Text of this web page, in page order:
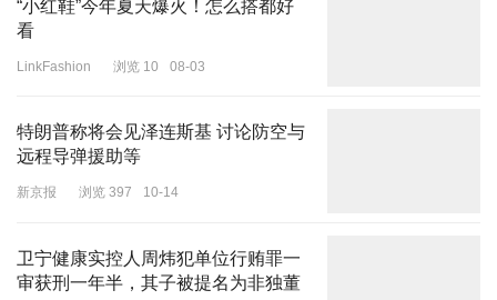
“小红鞋”今年夏天爆火！怎么搭都好
看
LinkFashion 浏览 10 08-03
特朗普称将会见泽连斯基 讨论防空与
远程导弹援助等
新京报 浏览 397 10-14
卫宁健康实控人周炜犯单位行贿罪一
审获刑一年半，其子被提名为非独董